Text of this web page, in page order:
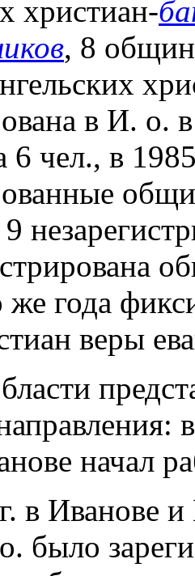
христиан-
, 8 общин
в И. о.
6 чел., в
же года
веры
начал
в Иванове
было